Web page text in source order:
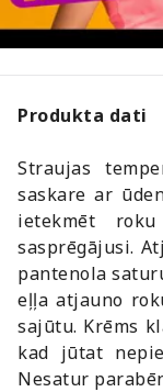
Produkta dati
Straujas
saskare ar
ietekmēt
sasprēgājusi.
pantenola
eļļa atjauno
sajūtu. Krēms
kad jūtat
Nesatur